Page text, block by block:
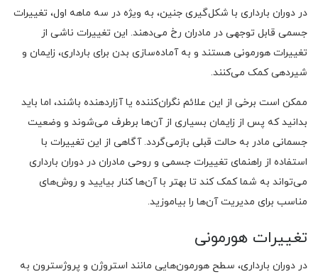
در دوران بارداری با شکل‌گیری جنین، به ویژه در سه ماهه اول، تغییرات
جسمی قابل توجهی در مادران رخ می‌دهند. این تغییرات ناشی از
تغییرات هورمونی هستند و به آماده‌سازی بدن برای بارداری، زایمان و
شیردهی کمک می‌کنند.
ممکن است برخی از این علائم نگران‌کننده یا آزاردهنده باشند، اما باید
بدانید که پس از زایمان بسیاری از آن‌ها برطرف می‌شوند و وضعیت
جسمانی مادر به حالت قبلی بازمی‌گردد. آگاهی از این تغییرات با
استفاده از راهنمای تغییرات جسمی و روحی مادران در دوران بارداری
می‌تواند به شما کمک کند تا بهتر با آن‌ها کنار بیایید و روش‌های
مناسب برای مدیریت آن‌ها را بیاموزید.
تغییرات هورمونی
در دوران بارداری، سطح هورمون‌هایی مانند استروژن و پروژسترون به